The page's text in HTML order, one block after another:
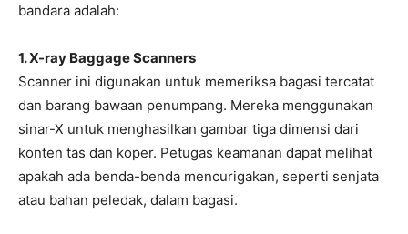
bandara adalah:
1. X-ray Baggage Scanners
Scanner ini digunakan untuk memeriksa bagasi tercatat
dan barang bawaan penumpang. Mereka menggunakan
sinar-X untuk menghasilkan gambar tiga dimensi dari
konten tas dan koper. Petugas keamanan dapat melihat
apakah ada benda-benda mencurigakan, seperti senjata
atau bahan peledak, dalam bagasi.